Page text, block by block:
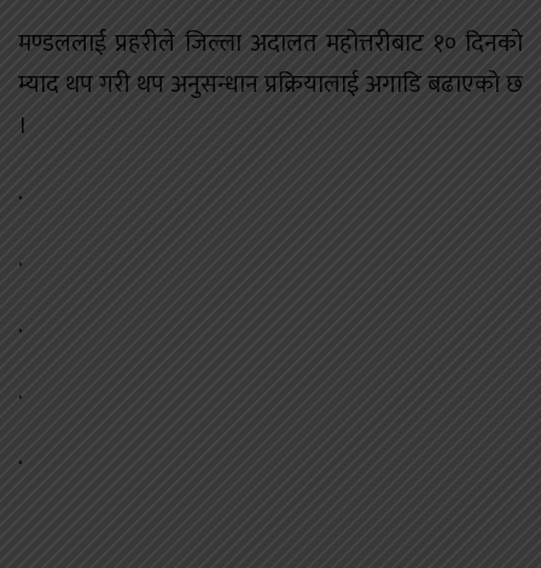
मण्डललाई प्रहरीले जिल्ला अदालत महोत्तरीबाट १० दिनको
म्याद थप गरी थप अनुसन्धान प्रक्रियालाई अगाडि बढाएको छ
।
.
.
.
.
.